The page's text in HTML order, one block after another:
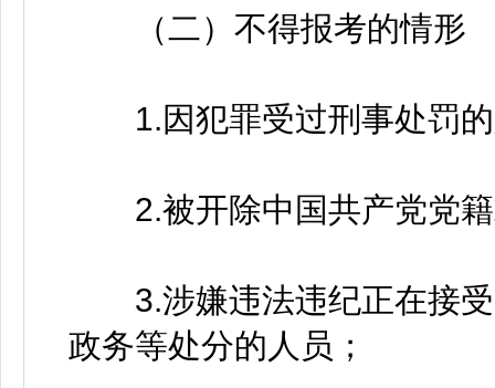
（二）不得报考的情形
1.因犯罪受过刑事处罚的
2.被开除中国共产党党籍
3.涉嫌违法违纪正在接受
政务等处分的人员；